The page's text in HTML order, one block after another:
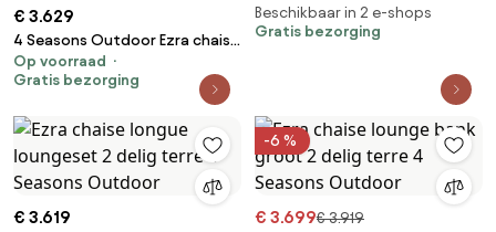
€ 3.629
4 Seasons Outdoor Ezra chaise
loungebank terre met love
island Loungebank bruin
Op voorraad
Gratis bezorging
terre 4 Seasons Outdoor
Beschikbaar in 2 e-shops
Gratis bezorging
€ 3.619
-6 %
€ 3.699€ 3.919